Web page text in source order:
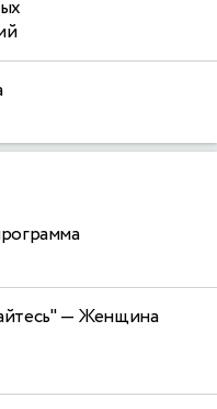
— Женщина